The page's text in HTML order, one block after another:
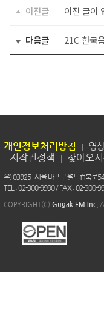
이전글 이전 글이
다음글 21C 한국
개인정보처리방침 영
저작권정책
찾아오
우) 03925 | 서울 마포구 월드컵북로
TEL : 02-300-9990 / FAX : 02-300-
COPYRIGHT(C) Gugak FM Inc.